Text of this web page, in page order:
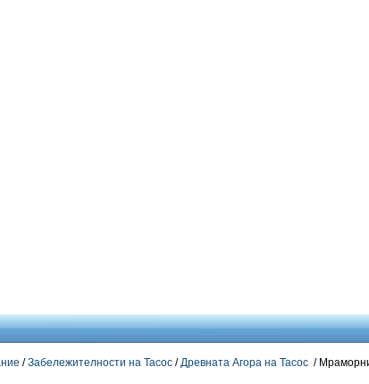
/Забележителности на Тасос/Древната Агора на Тасос /